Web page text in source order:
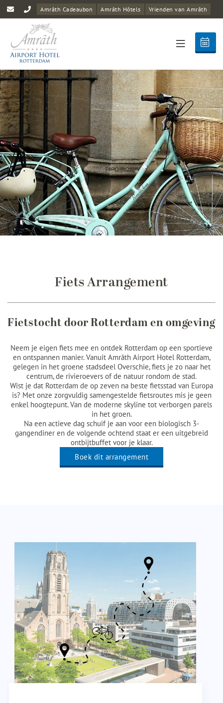
Amrâth Cadeaubon Amrâth Hôtels Vrienden van Amrâth
Fiets Arrangement
Fietstocht door Rotterdam en omgeving
Neem je eigen fiets mee en ontdek Rotterdam op een sportieve
en ontspannen manier. Vanuit Amrâth Airport Hotel Rotterdam,
gelegen in het groene stadsdeel Overschie, fiets je zo naar het
centrum, de rivieroevers of de natuur rondom de stad.
Wist je dat Rotterdam de op zeven na beste fietsstad van Europa
is? Met onze zorgvuldig samengestelde fietsroutes mis je geen
enkel hoogtepunt. Van de moderne skyline tot verborgen parels
in het groen.
Na een actieve dag schuif je aan voor een biologisch 3-
gangendiner en de volgende ochtend staat er een uitgebreid
ontbijtbuffet voor je klaar.
Boek dit arrangement